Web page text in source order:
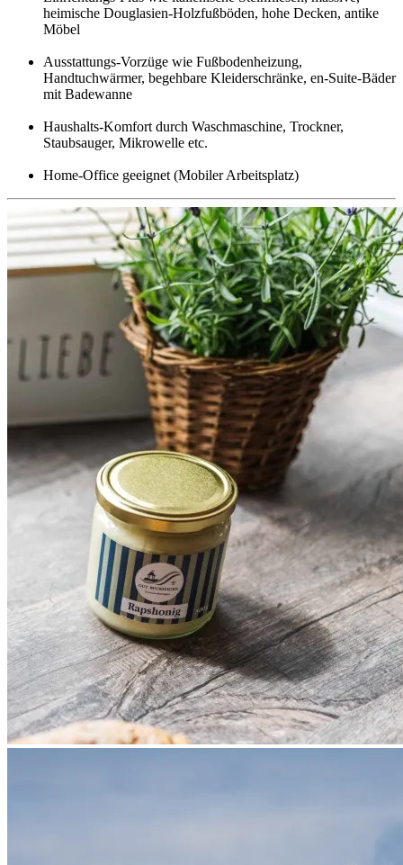
heimische Douglasien-Holzfußböden, hohe Decken, antike
Möbel
Ausstattungs-Vorzüge wie Fußbodenheizung,
Handtuchwärmer, begehbare Kleiderschränke, en-Suite-Bäder
mit Badewanne
Haushalts-Komfort durch Waschmaschine, Trockner,
Staubsauger, Mikrowelle etc.
Home-Office geeignet (Mobiler Arbeitsplatz)